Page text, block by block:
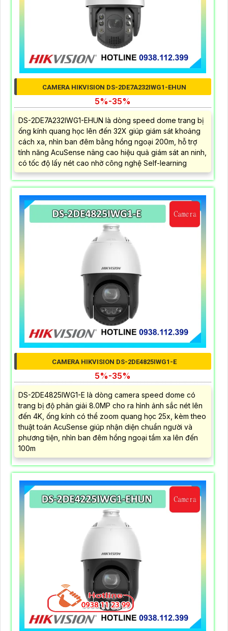
CAMERA HIKVISION DS-2DE7A232IWG1-EHUN
5%-35%
DS-2DE7A232IWG1-EHUN là dòng speed dome trang bị
ống kính quang học lên đến 32X giúp giám sát khoảng
cách xa, nhìn ban đêm bằng hồng ngoại 200m, hỗ trợ
tính năng AcuSense nâng cao hiệu quả giám sát an ninh,
có tốc độ lấy nét cao nhờ công nghệ Self-learning
CAMERA HIKVISION DS-2DE4825IWG1-E
5%-35%
DS-2DE4825IWG1-E là dòng camera speed dome có
trang bị độ phân giải 8.0MP cho ra hình ảnh sắc nét lên
đến 4K, ống kính có thể zoom quang học 25x, kèm theo
thuật toán AcuSense giúp nhận diện chuẩn người và
phương tiện, nhìn ban đêm hồng ngoại tầm xa lên đến
100m